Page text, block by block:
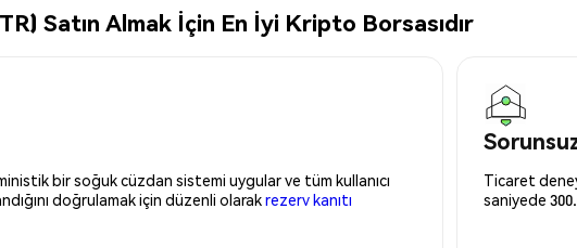
Satın Almak İçin En İyi Kripto Borsasıdır
bir soğuk cüzdan sistemi uygular ve tüm kullanıcı
doğrulamak için düzenli olarakrezerv kanıtı
Ticaret
saniyede